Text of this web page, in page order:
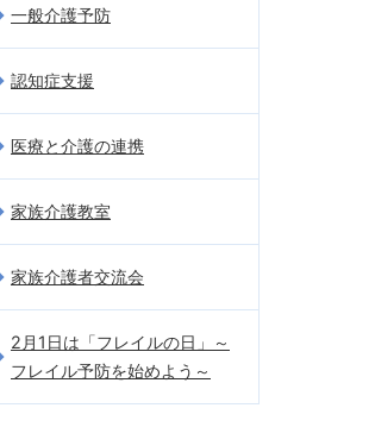
一般介護予防
認知症支援
医療と介護の連携
家族介護教室
家族介護者交流会
2月1日は「フレイルの日」～
フレイル予防を始めよう～